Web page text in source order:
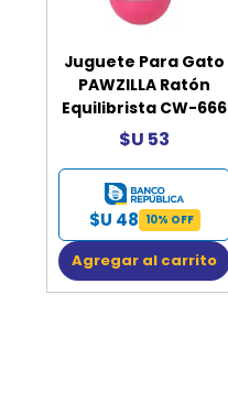
Juguete Para Gato
PAWZILLA Ratón
Equilibrista CW-666
$U 53
$U 48 10% OFF
Agregar al carrito